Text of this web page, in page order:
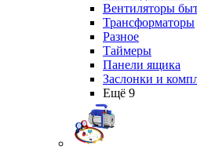
Вентиляторы
Трансформаторы
Разное
Таймеры
Панели ящика
Заслонки и
Ещё 9